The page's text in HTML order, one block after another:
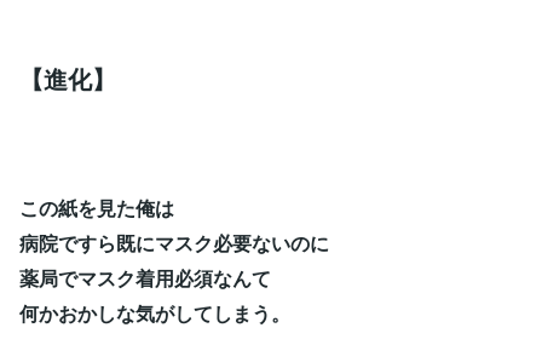
【進化】
この紙を見た俺は
病院ですら既にマスク必要ないのに
薬局でマスク着用必須なんて
何かおかしな気がしてしまう。